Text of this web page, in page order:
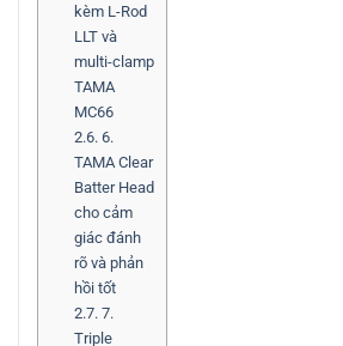
kèm L-Rod
LLT và
multi-clamp
TAMA
MC66
2.6. 6.
TAMA Clear
Batter Head
cho cảm
giác đánh
rõ và phản
hồi tốt
2.7. 7.
Triple